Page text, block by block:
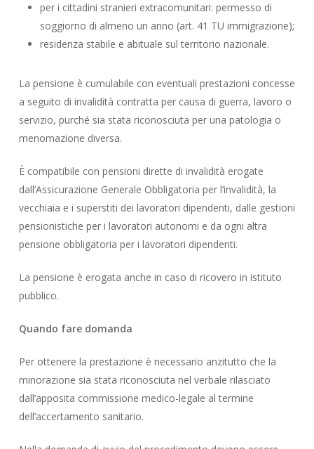
per i cittadini stranieri extracomunitari: permesso di
soggiorno di almeno un anno (art. 41 TU immigrazione);
residenza stabile e abituale sul territorio nazionale.
La pensione è cumulabile con eventuali prestazioni concesse
a seguito di invalidità contratta per causa di guerra, lavoro o
servizio, purché sia stata riconosciuta per una patologia o
menomazione diversa.
È compatibile con pensioni dirette di invalidità erogate
dall’Assicurazione Generale Obbligatoria per l’invalidità, la
vecchiaia e i superstiti dei lavoratori dipendenti, dalle gestioni
pensionistiche per i lavoratori autonomi e da ogni altra
pensione obbligatoria per i lavoratori dipendenti.
La pensione è erogata anche in caso di ricovero in istituto
pubblico.
Quando fare domanda
Per ottenere la prestazione è necessario anzitutto che la
minorazione sia stata riconosciuta nel verbale rilasciato
dall’apposita commissione medico-legale al termine
dell’accertamento sanitario.